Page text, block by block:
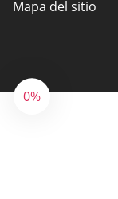
0%
Mapa del sitio